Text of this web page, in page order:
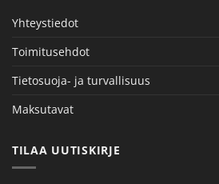
Yhteystiedot
Toimitusehdot
Tietosuoja- ja turvallisuus
Maksutavat
TILAA UUTISKIRJE